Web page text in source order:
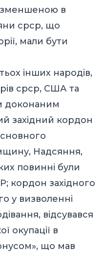
зменшеною в
срср, що
мали бути
інших народів,
срср, США та
доконаним
західний кордон
Надсяння,
повинні були
кордон західного
у визволенні
відсувався
окупації в
що мав